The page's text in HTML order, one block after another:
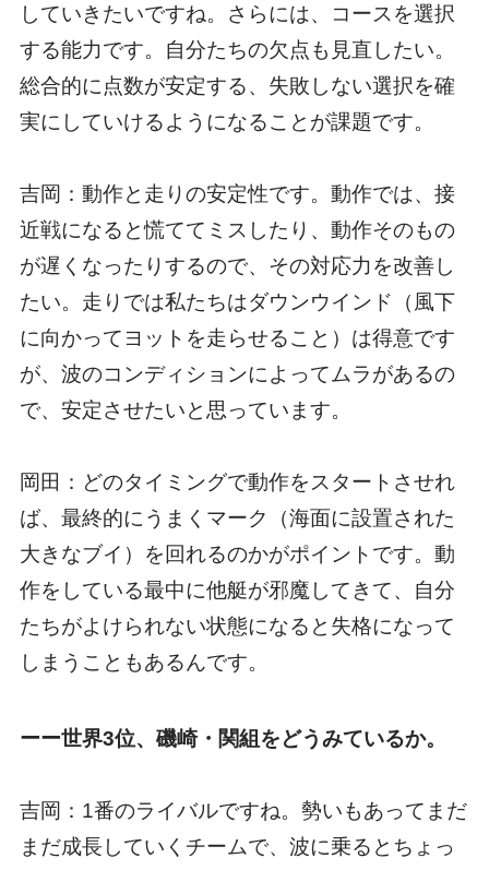
していきたいですね。さらには、コースを選択
する能力です。自分たちの欠点も見直したい。
総合的に点数が安定する、失敗しない選択を確
実にしていけるようになることが課題です。
吉岡：動作と走りの安定性です。動作では、接
近戦になると慌ててミスしたり、動作そのもの
が遅くなったりするので、その対応力を改善し
たい。走りでは私たちはダウンウインド（風下
に向かってヨットを走らせること）は得意です
が、波のコンディションによってムラがあるの
で、安定させたいと思っています。
岡田：どのタイミングで動作をスタートさせれ
ば、最終的にうまくマーク（海面に設置された
大きなブイ）を回れるのかがポイントです。動
作をしている最中に他艇が邪魔してきて、自分
たちがよけられない状態になると失格になって
しまうこともあるんです。
ーー世界3位、磯崎・関組をどうみているか。
吉岡：1番のライバルですね。勢いもあってまだ
まだ成長していくチームで、波に乗るとちょっ